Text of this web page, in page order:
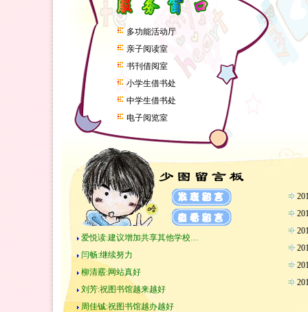
多功能活动厅
亲子阅读室
书刊借阅室
小学生借书处
中学生借书处
电子阅览室
爱悦读:建议增加共享其他学校…
闫畅:继续努力
柳清霰:网站真好
刘芳:祝图书馆越来越好
周佳铖:祝图书馆越办越好